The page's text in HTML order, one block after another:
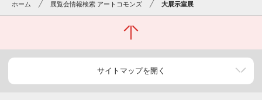
ホーム 展覧会情報検索 アートコモンズ 大展示室展
サイトマップを開く